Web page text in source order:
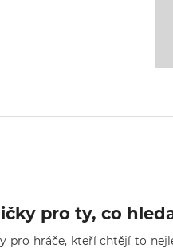
pro ty, co
pro hráče, kteří chtějí to